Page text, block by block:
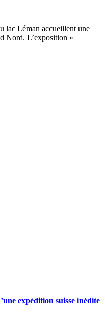
lac Léman accueillent une
Nord. L’exposition «
expédition suisse inédite